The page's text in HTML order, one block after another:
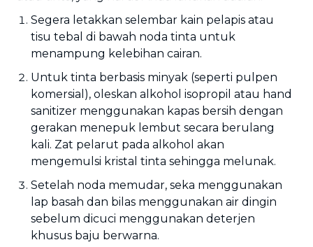
Segera letakkan selembar kain pelapis atau
tisu tebal di bawah noda tinta untuk
menampung kelebihan cairan.
Untuk tinta berbasis minyak (seperti pulpen
komersial), oleskan alkohol isopropil atau hand
sanitizer menggunakan kapas bersih dengan
gerakan menepuk lembut secara berulang
kali. Zat pelarut pada alkohol akan
mengemulsi kristal tinta sehingga melunak.
Setelah noda memudar, seka menggunakan
lap basah dan bilas menggunakan air dingin
sebelum dicuci menggunakan deterjen
khusus baju berwarna.